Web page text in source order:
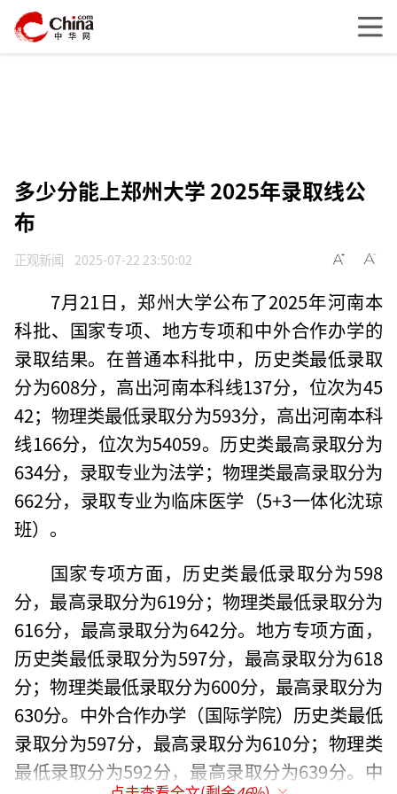
多少分能上郑州大学 2025年录取线公
布
正观新闻 2025-07-22 23:50:02
7月21日，郑州大学公布了2025年河南本
科批、国家专项、地方专项和中外合作办学的
录取结果。在普通本科批中，历史类最低录取
分为608分，高出河南本科线137分，位次为45
42；物理类最低录取分为593分，高出河南本科
线166分，位次为54059。历史类最高录取分为
634分，录取专业为法学；物理类最高录取分为
662分，录取专业为临床医学（5+3一体化沈琼
班）。
国家专项方面，历史类最低录取分为598
分，最高录取分为619分；物理类最低录取分为
616分，最高录取分为642分。地方专项方面，
历史类最低录取分为597分，最高录取分为618
分；物理类最低录取分为600分，最高录取分为
630分。中外合作办学（国际学院）历史类最低
录取分为597分，最高录取分为610分；物理类
最低录取分为592分，最高录取分为639分。中